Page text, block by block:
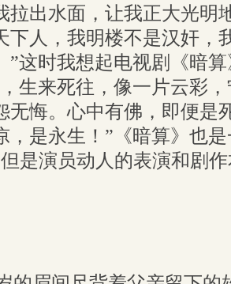
拉出水面，让我正大光明
下人，我明楼不是汉奸，
”这时我想起电视剧《暗
生来死往，像一片云彩，
无悔。心中有佛，即便是
，是永生！”《暗算》也
是演员动人的表演和剧